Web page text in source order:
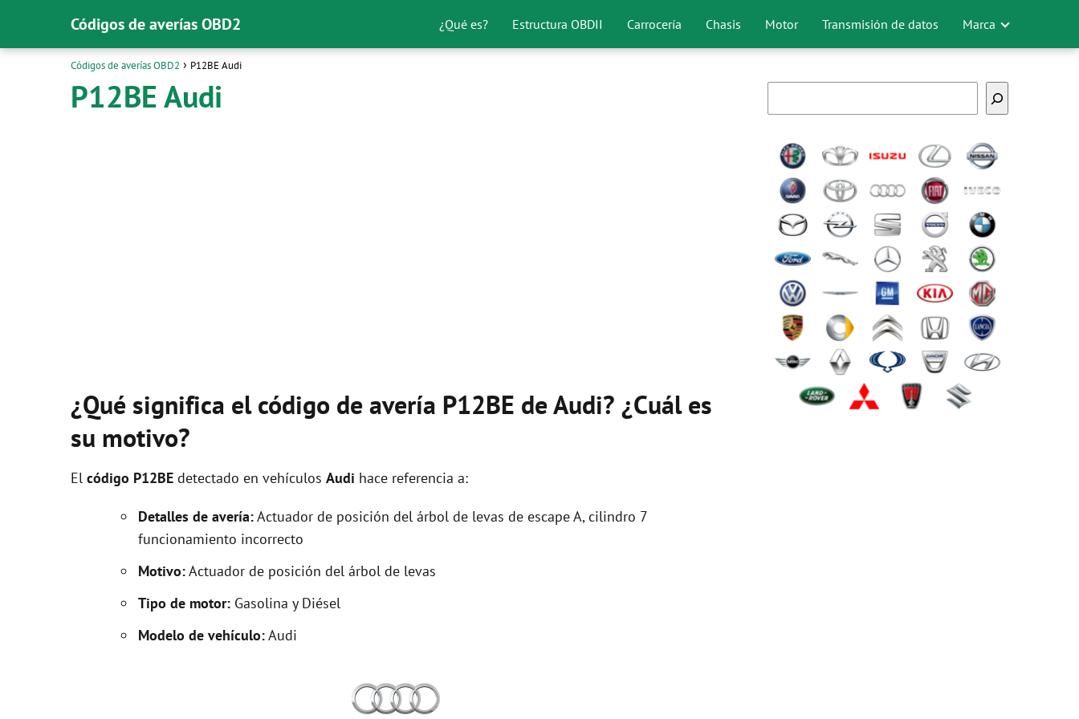
Códigos de averías OBD2 ¿Qué es? Estructura OBDII Carrocería Chasis Motor Transmisión de datos Marca
Códigos de averías OBD2 P12BE Audi
P12BE Audi
¿Qué significa el código de avería P12BE de Audi? ¿Cuál es
su motivo?
El código P12BE detectado en vehículos Audi hace referencia a:
Detalles de avería:Actuador de posición del árbol de levas de escape A, cilindro 7
funcionamiento incorrecto
Motivo:Actuador de posición del árbol de levas
Tipo de motor: Gasolina y Diésel
Modelo de vehículo:Audi